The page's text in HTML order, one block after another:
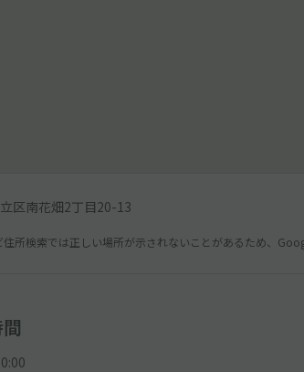
区南花畑2丁目20-13
所検索では正しい場所が示されないことがあるため、